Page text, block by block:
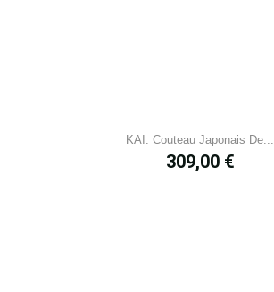
KAI: Couteau Japonais De...
Prix
309,00 €